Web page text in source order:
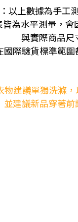
以上數據為手工
為水平測量，會
與實際商品
國際驗貨標準範
物建議單獨洗滌
並建議新品穿著